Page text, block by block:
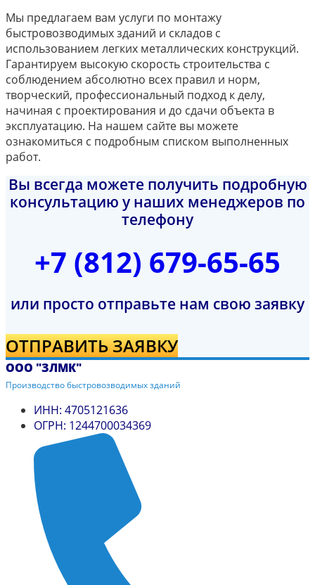
Мы предлагаем вам услуги по монтажу
быстровозводимых зданий и складов с
использованием легких металлических конструкций.
Гарантируем высокую скорость строительства с
соблюдением абсолютно всех правил и норм,
творческий, профессиональный подход к делу,
начиная с проектирования и до сдачи объекта в
эксплуатацию. На нашем сайте вы можете
ознакомиться с подробным списком выполненных
работ.
Вы всегда можете получить подробную
консультацию у наших менеджеров по
телефону
+7 (812) 679-65-65
или просто отправьте нам свою заявку
ОТПРАВИТЬ ЗАЯВКУ
ООО "ЗЛМК"
Производство быстровозводимых зданий
ИНН: 4705121636
ОГРН: 1244700034369